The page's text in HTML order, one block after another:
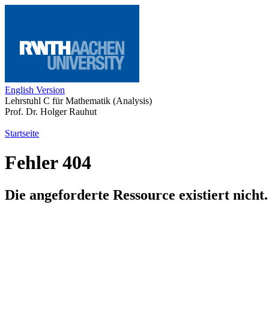
English Version
Lehrstuhl C für Mathematik (Analysis)
Prof. Dr. Holger Rauhut
Startseite
Fehler 404
Die angeforderte Ressource existiert nicht.